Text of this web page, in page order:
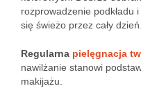
rozprowadzenie podkładu
się świeżo przez cały dzień.
Regularna pielęgnacja
nawilżanie stanowi
makijażu.